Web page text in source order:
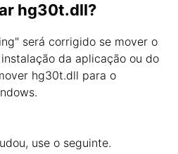
hg30t.dll?
será corrigido se mover o
da aplicação ou do
hg30t.dll para o
use o seguinte.